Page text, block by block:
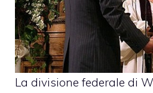
La divisione federale di